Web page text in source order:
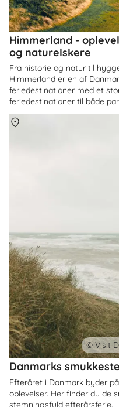
Himmerland -
og naturelskere
Fra historie og natur til
Himmerland er en af
feriedestinationer med et
feriedestinationer til både
Danmarks
Efteråret i Danmark byder
oplevelser. Her finder du de
stemningsfuld efterårsferie.
© Visit